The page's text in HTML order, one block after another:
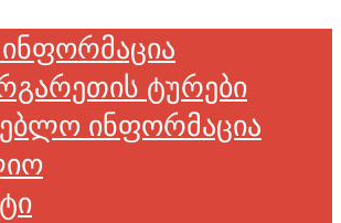
ტურები
ინფორმაცია